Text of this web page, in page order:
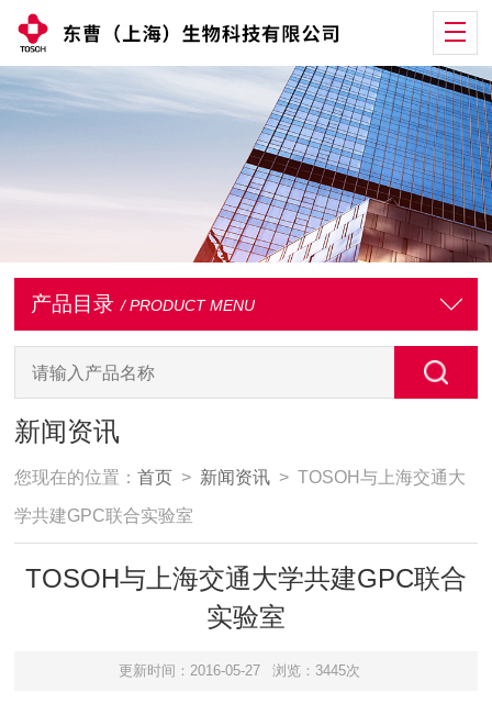
产品目录 / PRODUCT MENU
新闻资讯
您现在的位置：首页 > 新闻资讯 > TOSOH与上海交通大
学共建GPC联合实验室
TOSOH与上海交通大学共建GPC联合
实验室
更新时间：2016-05-27 浏览：3445次